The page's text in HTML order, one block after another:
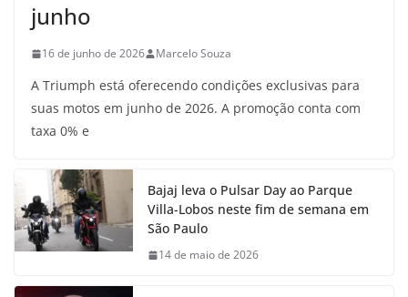
junho
16 de junho de 2026 Marcelo Souza
A Triumph está oferecendo condições exclusivas para
suas motos em junho de 2026. A promoção conta com
taxa 0% e
Bajaj leva o Pulsar Day ao Parque
Villa-Lobos neste fim de semana em
São Paulo
14 de maio de 2026